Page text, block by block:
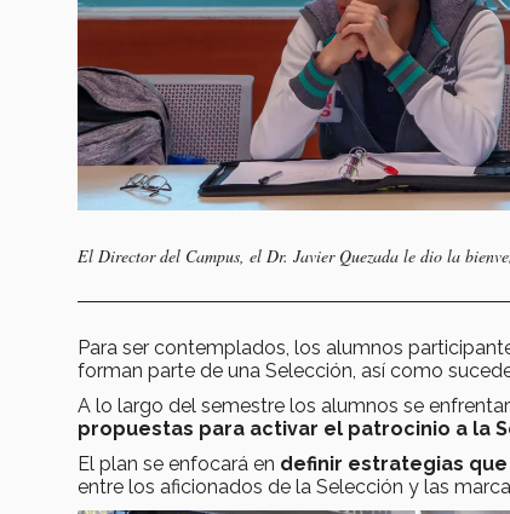
El Director del Campus, el Dr. Javier Quezada le dio la
Para ser contemplados, los alumnos
forman parte de una Selección, así como
A lo largo del semestre los alumnos se
propuestas para activar el patrocinio a la
El plan se enfocará en definir estrategias
entre los aficionados de la Selección y las